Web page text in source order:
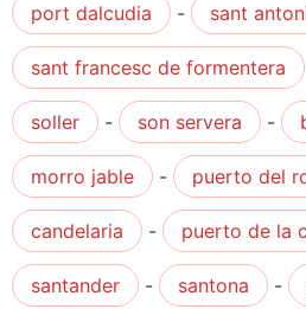
port dalcudia - sant
sant francesc de formentera
soller - son servera -
morro jable - puerto del
candelaria - puerto de la
santander - santona -